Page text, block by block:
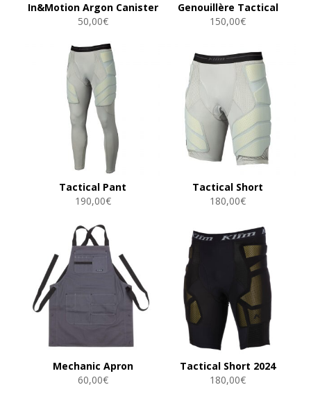
In&Motion Argon Canister
50,00€
Genouillère Tactical
150,00€
Tactical Pant
190,00€
Tactical Short
180,00€
Mechanic Apron
60,00€
Tactical Short 2024
180,00€